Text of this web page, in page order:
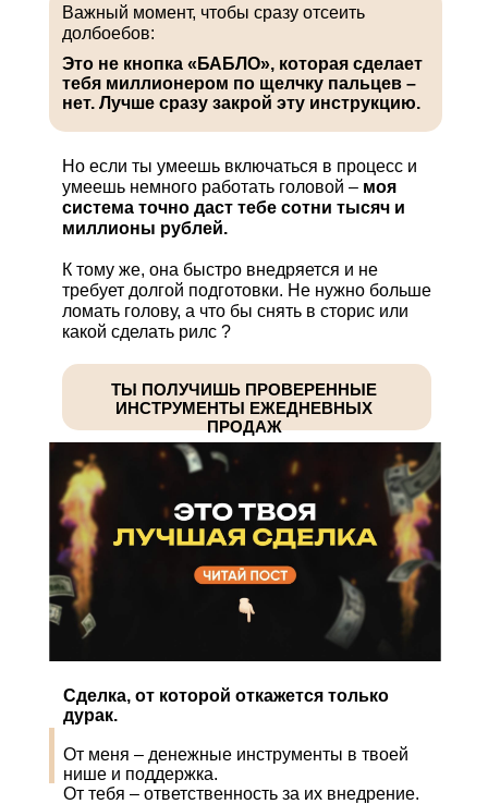
Это не кнопка «БАБЛО», которая сделает
тебя миллионером по щелчку пальцев –
нет. Лучше сразу закрой эту инструкцию.
Важный момент, чтобы сразу отсеить
долбоебов:
Но если ты умеешь включаться в процесс и
умеешь немного работать головой – моя
система точно даст тебе сотни тысяч и
миллионы рублей.
К тому же, она быстро внедряется и не
требует долгой подготовки. Не нужно больше
ломать голову, а что бы снять в сторис или
какой сделать рилс ?
ТЫ ПОЛУЧИШЬ ПРОВЕРЕННЫЕ
ИНСТРУМЕНТЫ ЕЖЕДНЕВНЫХ
ПРОДАЖ
Сделка, от которой откажется только
дурак.
От меня – денежные инструменты в твоей
нише и поддержка.
От тебя – ответственность за их внедрение.